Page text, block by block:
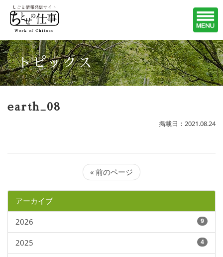
トピックス
earth_08
掲載日：2021.08.24
« 前のページ
アーカイブ
2026 9
2025 4